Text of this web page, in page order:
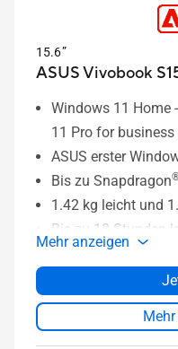
15.6”
ASUS Vivobook
Windows 11 Home
11 Pro for business
ASUS erster
Bis zu Snapdragon
1.42 kg leicht und
Bis zu 18 Stunden
15.6” 3K 120 Hz
Sing-zone RGB-
Vollständige I/O
Mehr anzeigen